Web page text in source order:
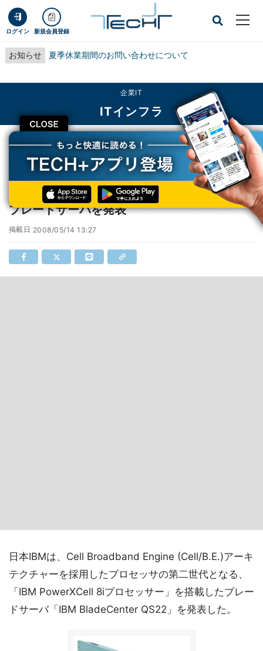
ログイン 新規会員登録
お知らせ 夏季休業期間のお問い合わせについて
CLOSE
企業IT
ITインフラ
TECH+ 企業IT
ITインフラ
日本IBM、Cell/B.E.プロセッサーを搭載したブレードサーバを発表
日本IBM、Cell/B.E.プロセッサーを搭載した
ブレードサーバを発表
掲載日 2008/05/14 13:27
日本IBMは、Cell Broadband Engine (Cell/B.E.)アーキ
テクチャーを採用したプロセッサの第二世代となる、
「IBM PowerXCell 8iプロセッサー」を搭載したブレー
ドサーバ「IBM BladeCenter QS22」を発表した。